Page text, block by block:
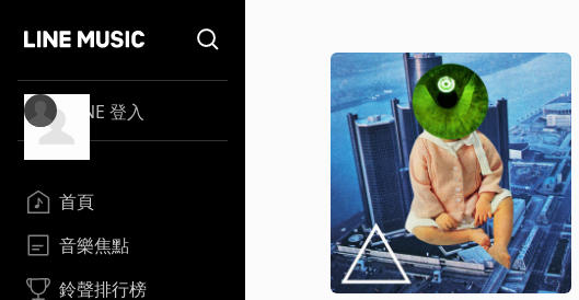
LINE 登入
首頁
音樂焦點
鈴聲排行榜